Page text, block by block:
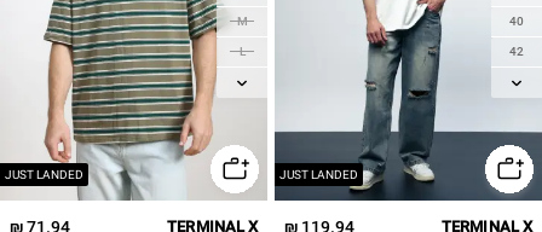
JUST LANDED
40
42
44
119.94 ₪ TERMINAL X
JUST LANDED
M
L
XL
71.94 ₪ TERMINAL X